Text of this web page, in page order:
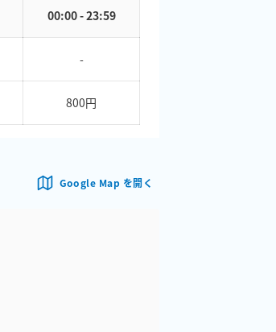
00:00 - 23:59
-
800円
Google Map を開く